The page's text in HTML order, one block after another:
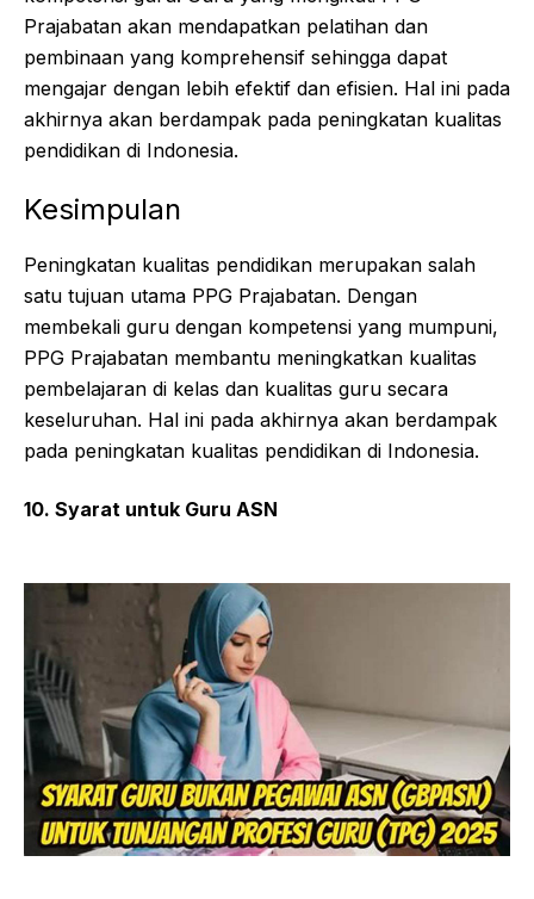
Prajabatan akan mendapatkan pelatihan dan
pembinaan yang komprehensif sehingga dapat
mengajar dengan lebih efektif dan efisien. Hal ini pada
akhirnya akan berdampak pada peningkatan kualitas
pendidikan di Indonesia.
Kesimpulan
Peningkatan kualitas pendidikan merupakan salah
satu tujuan utama PPG Prajabatan. Dengan
membekali guru dengan kompetensi yang mumpuni,
PPG Prajabatan membantu meningkatkan kualitas
pembelajaran di kelas dan kualitas guru secara
keseluruhan. Hal ini pada akhirnya akan berdampak
pada peningkatan kualitas pendidikan di Indonesia.
10. Syarat untuk Guru ASN